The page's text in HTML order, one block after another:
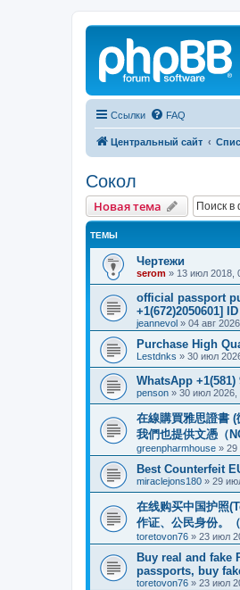
Ссылки FAQ
Центральный сайт
Сокол
Новая тема
ТЕМЫ
Чертежи
serom » 13 июл 2018,
official passport
+1(672)2050601]
jeannevol » 04 авг
Purchase High
Lestdnks » 30 июл
WhatsApp
penson » 30 июл 2026,
在線購買雅思證書
我們也提供文憑（
greenpharmhouse » 29
Best Counterfeit
miraclejons180 » 29
在线购买中国护照
作证、公民身份。
toretovon76 » 23 июл
Buy real and fake
passports, buy
toretovon76 » 23 июл